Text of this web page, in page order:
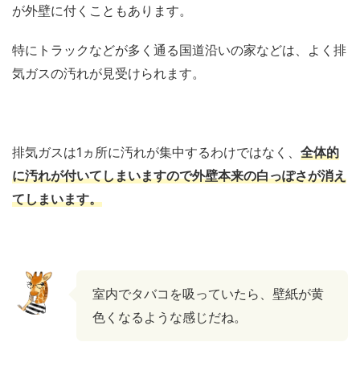
が外壁に付くこともあります。
特にトラックなどが多く通る国道沿いの家などは、よく排
気ガスの汚れが見受けられます。
排気ガスは1ヵ所に汚れが集中するわけではなく、 全体的
に汚れが付いてしまいますので外壁本来の白っぽさが消え
てしまいます。
室内でタバコを吸っていたら、壁紙が黄
色くなるような感じだね。